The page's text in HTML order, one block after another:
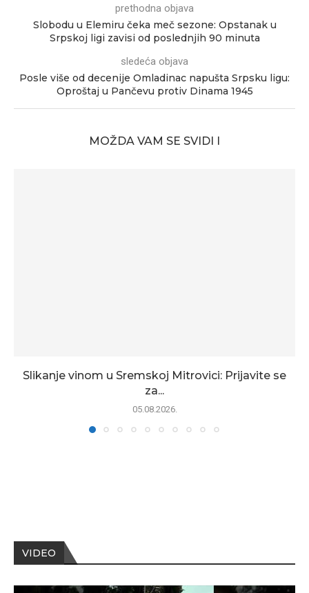
prethodna objava
Slobodu u Elemiru čeka meč sezone: Opstanak u
Srpskoj ligi zavisi od poslednjih 90 minuta
sledeća objava
Posle više od decenije Omladinac napušta Srpsku ligu:
Oproštaj u Pančevu protiv Dinama 1945
MOŽDA VAM SE SVIDI I
Slikanje vinom u Sremskoj Mitrovici: Prijavite se
za...
05.08.2026.
VIDEO